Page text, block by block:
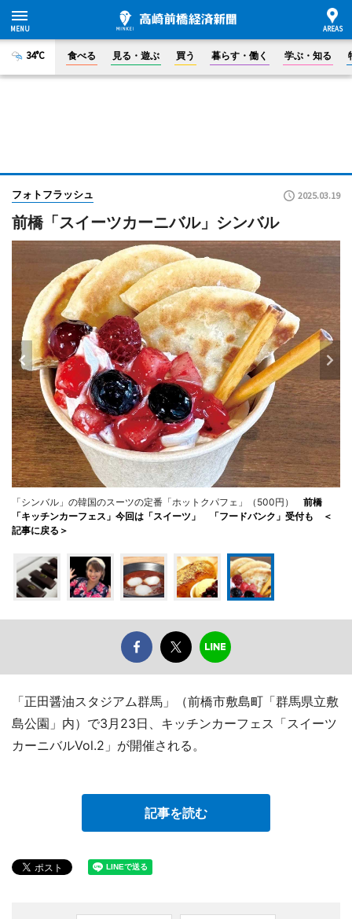
34°C 食べる 見る・遊ぶ 買う 暮らす・働く 学ぶ・知る
フォトフラッシュ 2025.03.19
前橋「スイーツカーニバル」シンバル
「シンバル」の韓国のスーツの定番「ホットクパフェ」（500円） 前橋
「キッチンカーフェス」今回は「スイーツ」 「フードバンク」受付も ＜
記事に戻る＞
「正田醤油スタジアム群馬」（前橋市敷島町「群馬県立敷
島公園」内）で3月23日、キッチンカーフェス「スイーツ
カーニバルVol.2」が開催される。
記事を読む